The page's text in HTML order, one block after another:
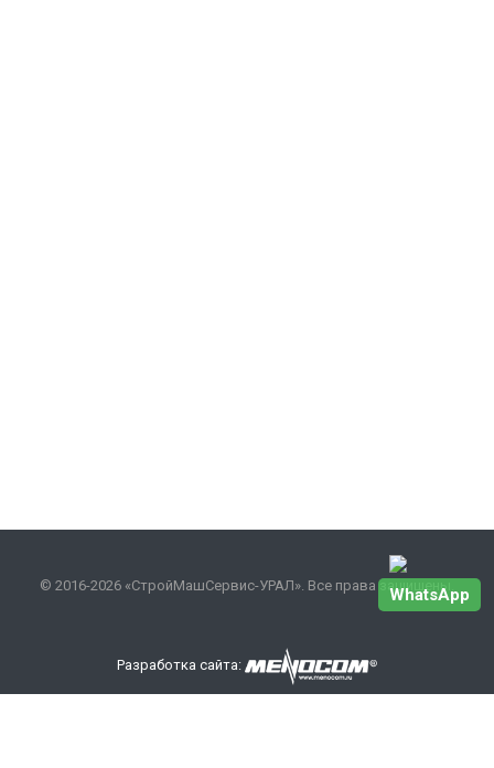
© 2016-2026 «СтройМашСервис-УРАЛ». Все права защищены.
Разработка сайта:
WhatsApp